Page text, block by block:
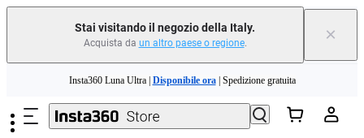
Stai visitando il negozio della Italy.
Acquista da un altro paese o regione. ×
Need shopping help? | Chat with our experts now!
Insta360 Luna Ultra | Disponibile ora| Spedizione gratuita